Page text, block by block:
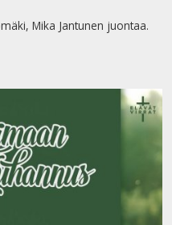
Mika Jantunen juontaa.